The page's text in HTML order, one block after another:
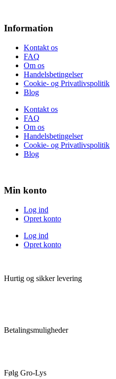
Information
Kontakt os
FAQ
Om os
Handelsbetingelser
Cookie- og Privatlivspolitik
Blog
Kontakt os
FAQ
Om os
Handelsbetingelser
Cookie- og Privatlivspolitik
Blog
Min konto
Log ind
Opret konto
Log ind
Opret konto
Hurtig og sikker levering
Betalingsmuligheder
Følg Gro-Lys